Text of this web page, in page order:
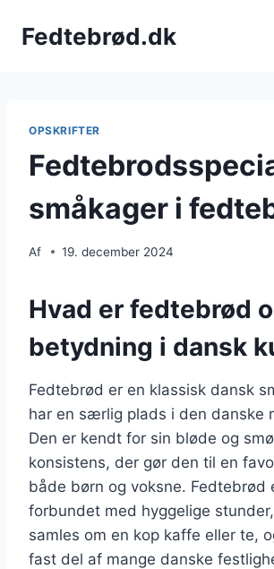
Fedtebrød.dk
OPSKRIFTER
småkager i
Af 19. december 2024
Hvad er fedtebrød
betydning i dansk
Fedtebrød er en klassisk dansk
har en særlig plads i den danske
Den er kendt for sin bløde og
konsistens, der gør den til en
både børn og voksne. Fedtebrød
forbundet med hyggelige
samles om en kop kaffe eller te,
fast del af mange danske